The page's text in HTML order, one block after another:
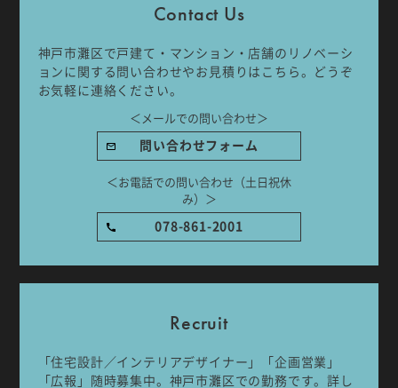
Contact Us
神戸市灘区で戸建て・マンション・店舗のリノベーシ
ョンに関する問い合わせやお見積りはこちら。どうぞ
お気軽に連絡ください。
＜メールでの問い合わせ＞
問い合わせフォーム
＜お電話での問い合わせ（土日祝休
み）＞
078-861-2001
Recruit
「住宅設計／インテリアデザイナー」「企画営業」
「広報」随時募集中。神戸市灘区での勤務です。詳し
Works
Team
Journal
Topics
Recruit
Room Tour